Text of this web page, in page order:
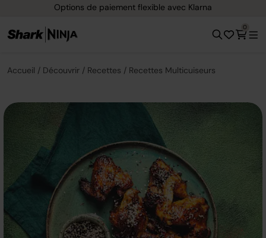
Options de paiement flexible avec Klarna
0
Accueil Découvrir Recettes Recettes Multicuiseurs